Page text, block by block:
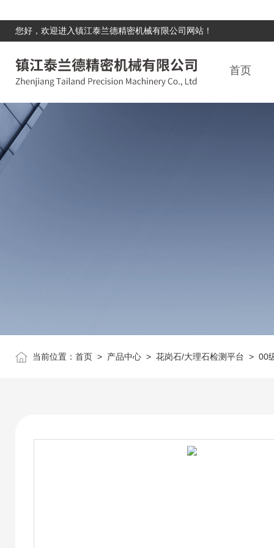
您好，欢迎进入镇江泰兰德精密机械有限公司网站！
首页
当前位置： 首页 > 产品中心 > 花岗石/大理石检测平台 > 00